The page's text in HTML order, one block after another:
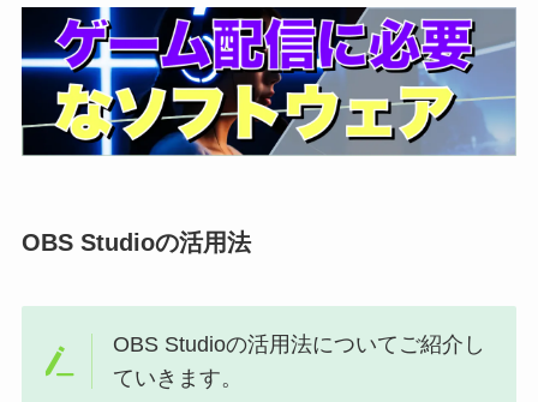
OBS Studioの活用法
OBS Studioの活用法についてご紹介し
ていきます。